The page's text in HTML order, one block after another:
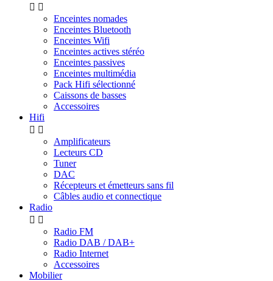
 
Enceintes nomades
Enceintes Bluetooth
Enceintes Wifi
Enceintes actives stéréo
Enceintes passives
Enceintes multimédia
Pack Hifi sélectionné
Caissons de basses
Accessoires
Hifi
 
Amplificateurs
Lecteurs CD
Tuner
DAC
Récepteurs et émetteurs sans fil
Câbles audio et connectique
Radio
 
Radio FM
Radio DAB / DAB+
Radio Internet
Accessoires
Mobilier